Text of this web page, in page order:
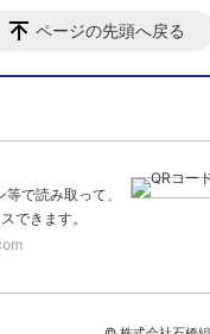
ページの先頭へ戻る
で読み取って、
できます。